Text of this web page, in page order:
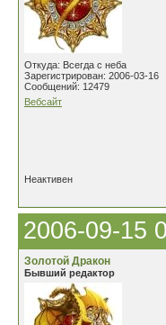
Откуда: Всегда с неба
Зарегистрирован: 2006-03-16
Сообщений: 12479
Вебсайт
Неактивен
2006-09-15
Золотой Дракон
Бывший редактор